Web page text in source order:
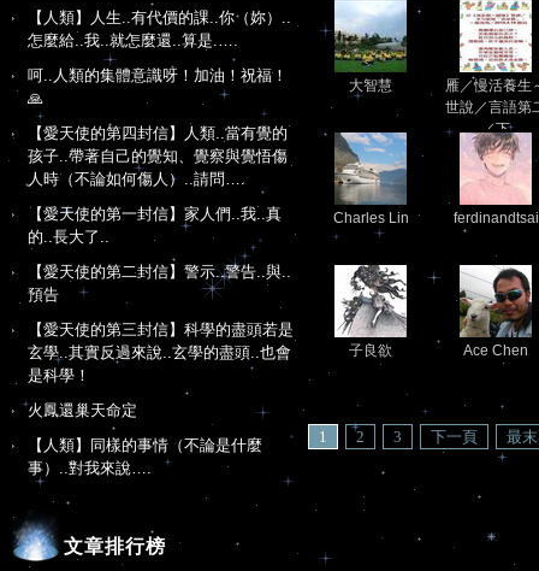
大智慧
雁／慢活養生
世說／言語第
／下
Charles Lin ferdinandtsai
子良欲 Ace Chen
1 2 3 下一頁 最
【人類】人生..有代價的課..你（妳）..
怎麼給..我..就怎麼還..算是.….
呵..人類的集體意識呀！加油！祝福！
🙏
【愛天使的第四封信】人類..當有覺的
孩子..帶著自己的覺知、覺察與覺悟傷
人時（不論如何傷人）..請問….
【愛天使的第一封信】家人們..我..真
的..長大了..
【愛天使的第二封信】警示..警告..與..
預告
【愛天使的第三封信】科學的盡頭若是
玄學..其實反過來說..玄學的盡頭..也會
是科學！
火鳳還巢天命定
【人類】同樣的事情（不論是什麼
事）..對我來說….
文章排行榜